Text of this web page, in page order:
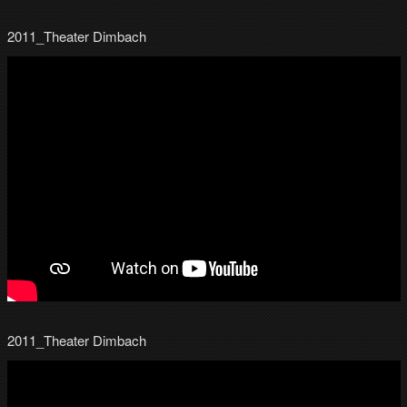
2011_Theater Dimbach
2011_Theater Dimbach